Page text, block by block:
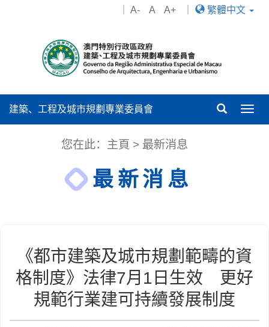
A- A A+ 繁體中文
建築、工程及城市規劃專業委員會
您在此： 主頁 > 最新消息
最新消息
《都市建築及城市規劃範疇的資
格制度》法律7月1日生效 更好
規範行業建可持續發展制度